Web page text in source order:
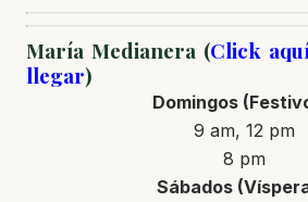
María Medianera (Click
llegar)
Domingos
9 am, 12 pm
8 pm
Sábados